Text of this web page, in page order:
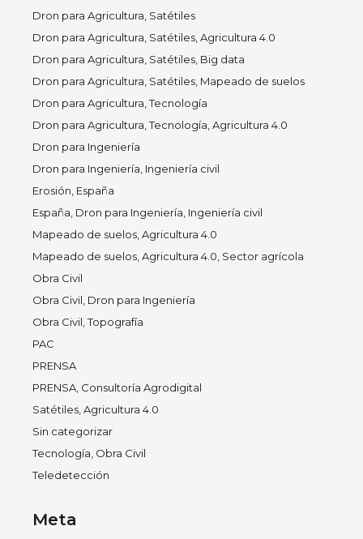
Dron para Agricultura, Satétiles
Dron para Agricultura, Satétiles, Agricultura 4.0
Dron para Agricultura, Satétiles, Big data
Dron para Agricultura, Satétiles, Mapeado de suelos
Dron para Agricultura, Tecnología
Dron para Agricultura, Tecnología, Agricultura 4.0
Dron para Ingeniería
Dron para Ingeniería, Ingeniería civil
Erosión, España
España, Dron para Ingeniería, Ingeniería civil
Mapeado de suelos, Agricultura 4.0
Mapeado de suelos, Agricultura 4.0, Sector agrícola
Obra Civil
Obra Civil, Dron para Ingeniería
Obra Civil, Topografía
PAC
PRENSA
PRENSA, Consultoría Agrodigital
Satétiles, Agricultura 4.0
Sin categorizar
Tecnología, Obra Civil
Teledetección
Meta